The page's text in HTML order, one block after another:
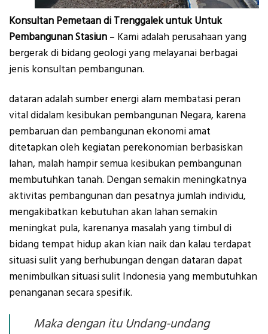
Konsultan Pemetaan di Trenggalek untuk Untuk
Pembangunan Stasiun – Kami adalah perusahaan yang
bergerak di bidang geologi yang melayanai berbagai
jenis konsultan pembangunan.
dataran adalah sumber energi alam membatasi peran
vital didalam kesibukan pembangunan Negara, karena
pembaruan dan pembangunan ekonomi amat
ditetapkan oleh kegiatan perekonomian berbasiskan
lahan, malah hampir semua kesibukan pembangunan
membutuhkan tanah. Dengan semakin meningkatnya
aktivitas pembangunan dan pesatnya jumlah individu,
mengakibatkan kebutuhan akan lahan semakin
meningkat pula, karenanya masalah yang timbul di
bidang tempat hidup akan kian naik dan kalau terdapat
situasi sulit yang berhubungan dengan dataran dapat
menimbulkan situasi sulit Indonesia yang membutuhkan
penanganan secara spesifik.
Maka dengan itu Undang-undang